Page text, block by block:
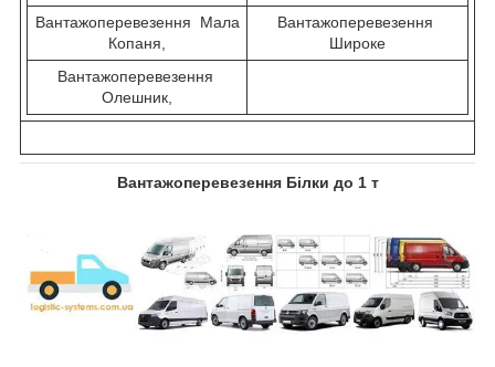
Вантажоперевезення Мала
Копаня,
Вантажоперевезення
Широке
Вантажоперевезення
Олешник,
Вантажоперевезення Білки до 1 т